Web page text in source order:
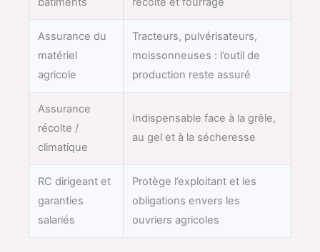
Assurance du
matériel
agricole
Tracteurs, pulvérisateurs,
moissonneuses : l’outil de
production reste assuré
Assurance
récolte /
climatique
Indispensable face à la grêle,
au gel et à la sécheresse
RC dirigeant et
garanties
salariés
Protège l’exploitant et les
obligations envers les
ouvriers agricoles